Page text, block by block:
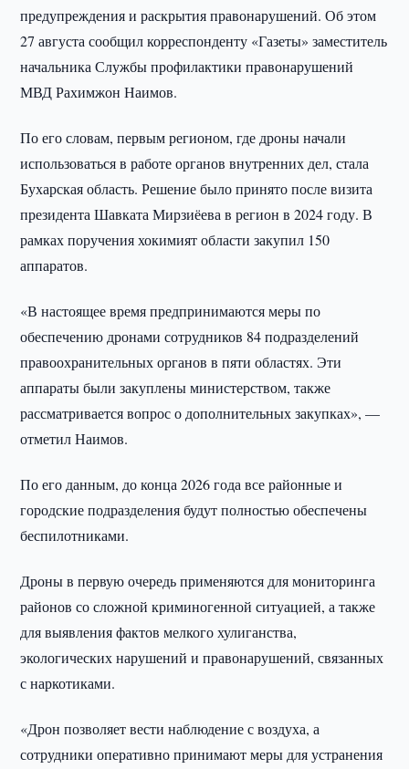
предупреждения и раскрытия правонарушений. Об этом
27 августа сообщил корреспонденту «Газеты» заместитель
начальника Службы профилактики правонарушений
МВД Рахимжон Наимов.
По его словам, первым регионом, где дроны начали
использоваться в работе органов внутренних дел, стала
Бухарская область. Решение было принято после визита
президента Шавката Мирзиёева в регион в 2024 году. В
рамках поручения хокимият области закупил 150
аппаратов.
«В настоящее время предпринимаются меры по
обеспечению дронами сотрудников 84 подразделений
правоохранительных органов в пяти областях. Эти
аппараты были закуплены министерством, также
рассматривается вопрос о дополнительных закупках», —
отметил Наимов.
По его данным, до конца 2026 года все районные и
городские подразделения будут полностью обеспечены
беспилотниками.
Дроны в первую очередь применяются для мониторинга
районов со сложной криминогенной ситуацией, а также
для выявления фактов мелкого хулиганства,
экологических нарушений и правонарушений, связанных
с наркотиками.
«Дрон позволяет вести наблюдение с воздуха, а
сотрудники оперативно принимают меры для устранения